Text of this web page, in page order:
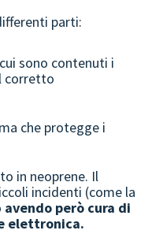
parti:
sono contenuti i
corretto
che protegge i
in neoprene. Il
incidenti (come la
avendo però cura di
elettronica.